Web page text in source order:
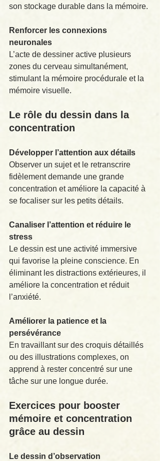
son stockage durable dans la mémoire.
Renforcer les connexions
neuronales
L’acte de dessiner active plusieurs
zones du cerveau simultanément,
stimulant la mémoire procédurale et la
mémoire visuelle.
Le rôle du dessin dans la
concentration
Développer l’attention aux détails
Observer un sujet et le retranscrire
fidèlement demande une grande
concentration et améliore la capacité à
se focaliser sur les petits détails.
Canaliser l’attention et réduire le
stress
Le dessin est une activité immersive
qui favorise la pleine conscience. En
éliminant les distractions extérieures, il
améliore la concentration et réduit
l’anxiété.
Améliorer la patience et la
persévérance
En travaillant sur des croquis détaillés
ou des illustrations complexes, on
apprend à rester concentré sur une
tâche sur une longue durée.
Exercices pour booster
mémoire et concentration
grâce au dessin
Le dessin d’observation